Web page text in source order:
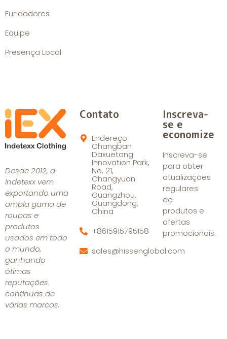
Fundadores
Equipe
Presença Local
Desde 2012, a
Indetexx vem
exportando uma
ampla gama de
roupas e
produtos
usados em todo
o mundo,
ganhando
ótimas
reputações
contínuas de
várias marcas.
Contato
Endereço:
Changban
Daxuetang
Innovation Park,
No. 21,
Changyuan
Road,
Guangzhou,
Guangdong,
China
+8615915795158
sales@hissenglobal.com
Inscreva-
se e
economize
Inscreva-se
para obter
atualizações
regulares
de
produtos e
ofertas
promocionais.